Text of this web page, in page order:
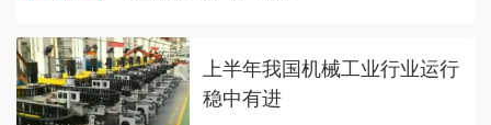
上半年我国机械工业行业运行
稳中有进